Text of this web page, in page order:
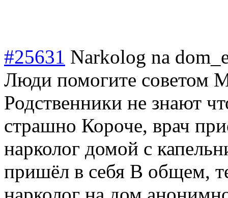
#25631 Narkolog na
Люди помогите советом
Родственники не знают
страшно Короче, врач
нарколог домой с
пришёл в себя В общем,